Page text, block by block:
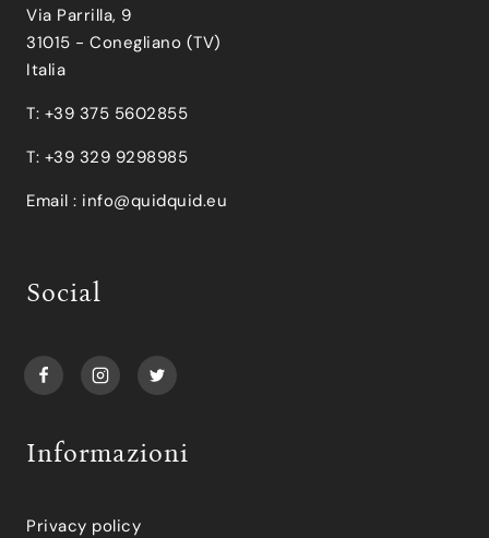
Via Parrilla, 9
31015 - Conegliano (TV)
Italia
T: +39 375 5602855
T: +39 329 9298985
Email : info@quidquid.eu
Social
Informazioni
Privacy policy